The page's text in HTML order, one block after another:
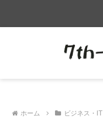
ホーム ビジネス・IT